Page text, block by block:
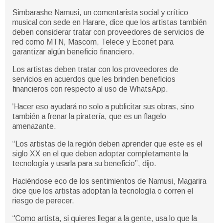
Simbarashe Namusi, un comentarista social y crítico
musical con sede en Harare, dice que los artistas también
deben considerar tratar con proveedores de servicios de
red como MTN, Mascom, Telece y Econet para
garantizar algún beneficio financiero.
Los artistas deben tratar con los proveedores de
servicios en acuerdos que les brinden beneficios
financieros con respecto al uso de WhatsApp.
'Hacer eso ayudará no solo a publicitar sus obras, sino
también a frenar la piratería, que es un flagelo
amenazante.
“Los artistas de la región deben aprender que este es el
siglo XX en el que deben adoptar completamente la
tecnología y usarla para su beneficio”, dijo.
Haciéndose eco de los sentimientos de Namusi, Magarira
dice que los artistas adoptan la tecnología o corren el
riesgo de perecer.
“Como artista, si quieres llegar a la gente, usa lo que la